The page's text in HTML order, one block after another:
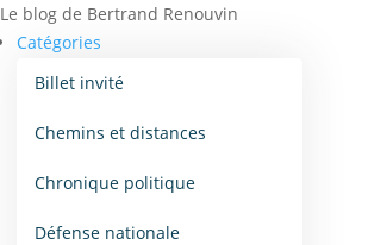
Le blog de Bertrand Renouvin
Catégories
Billet invité
Chemins et distances
Chronique politique
Défense nationale